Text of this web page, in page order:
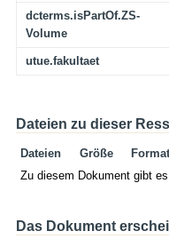
dcterms.isPartOf.ZS-
Volume
utue.fakultaet
Dateien zu dieser
Dateien Größe
Format
Zu diesem Dokument gibt
Das Dokument